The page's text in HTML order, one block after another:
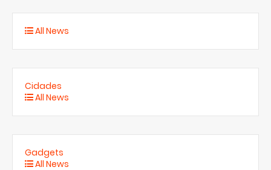
All News
Cidades
All News
Gadgets
All News